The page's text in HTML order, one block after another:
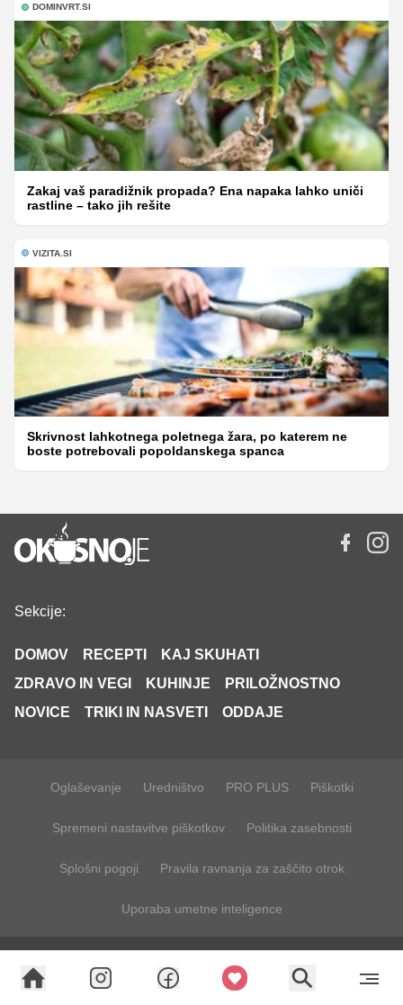
DOMINVRT.SI
Zakaj vaš paradižnik propada? Ena napaka lahko uniči
rastline – tako jih rešite
VIZITA.SI
Skrivnost lahkotnega poletnega žara, po katerem ne
boste potrebovali popoldanskega spanca
Sekcije:
DOMOV RECEPTI
KAJ SKUHATI
ZDRAVO IN VEGI
KUHINJE
PRILOŽNOSTNO
NOVICE
TRIKI IN NASVETI ODDAJE
Oglaševanje Uredništvo PRO PLUS Piškotki
Spremeni nastavitve piškotkov Politika zasebnosti
Splošni pogoji Pravila ravnanja za zaščito otrok
Uporaba umetne inteligence
Verzija: 1875